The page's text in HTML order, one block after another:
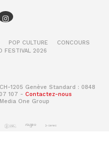
POP CULTURE
CONCOURS
FESTIVAL 2026
1205 Genève Standard : 0848
107 - Contactez-nous
One Group